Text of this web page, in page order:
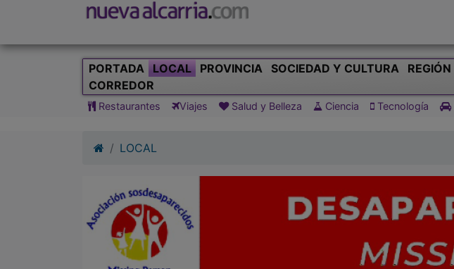
PORTADA LOCAL PROVINCIA SOCIEDAD Y CULTURA REGIÓN
CORREDOR
Restaurantes Viajes Salud y Belleza Ciencia Tecnología
LOCAL